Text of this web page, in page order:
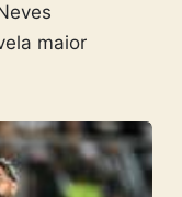
maior